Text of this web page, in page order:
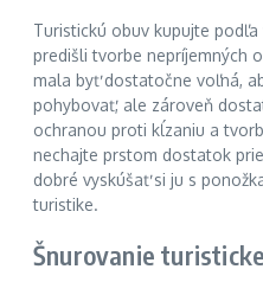
Turistickú obuv kupujte
predišli tvorbe nepríjemných
mala byť dostatočne voľná,
pohybovať, ale zároveň
ochranou proti kĺzaniu a
nechajte prstom dostatok
dobré vyskúšať si ju s
turistike.
Šnurovanie